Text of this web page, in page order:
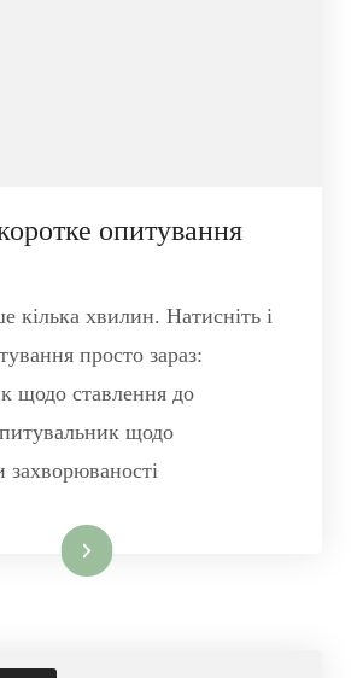
опитування
кілька хвилин. Натисніть і
просто зараз:
щодо ставлення до
щодо
захворюваності
Читати далі